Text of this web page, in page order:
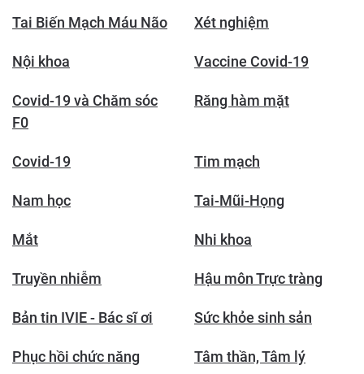
Tai Biến Mạch Máu Não Xét nghiệm
Nội khoa Vaccine Covid-19
Covid-19 và Chăm sóc
F0
Răng hàm mặt
Covid-19 Tim mạch
Nam học Tai-Mũi-Họng
Mắt Nhi khoa
Truyền nhiễm Hậu môn Trực tràng
Bản tin IVIE - Bác sĩ ơi Sức khỏe sinh sản
Phục hồi chức năng Tâm thần, Tâm lý